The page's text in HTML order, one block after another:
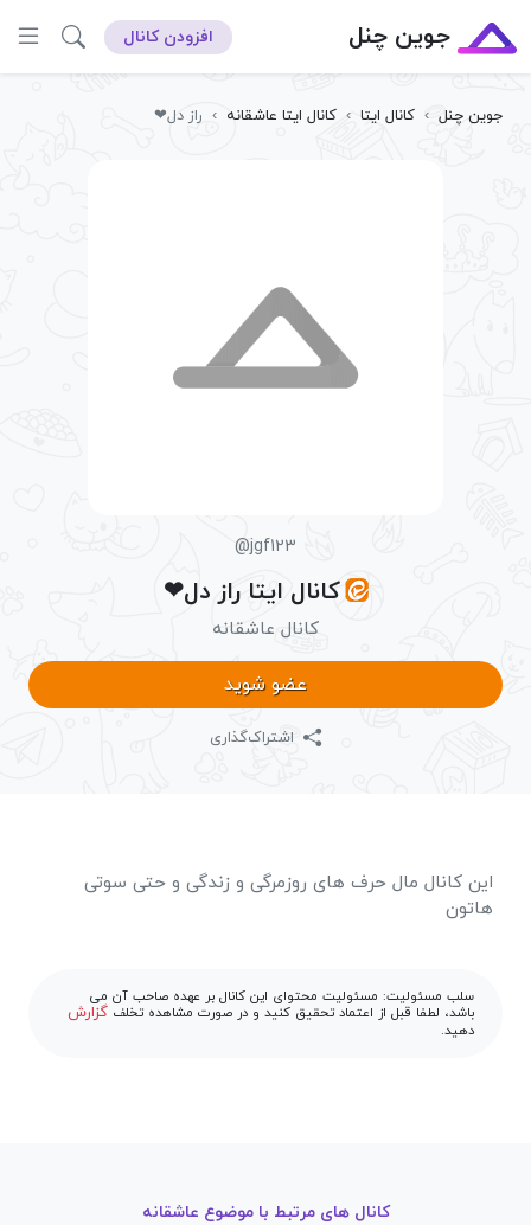
جوین چنل افزودن کانال
جوین چنل › کانال ایتا › کانال ایتا عاشقانه › راز دل❤
@jgf123
کانال ایتا راز دل❤
کانال عاشقانه
عضو شوید
اشتراک‌گذاری
این کانال مال حرف های روزمرگی و زندگی و حتی سوتی
هاتون
سلب مسئولیت: مسئولیت محتوای این کانال بر عهده صاحب آن می
باشد، لطفا قبل از اعتماد تحقیق کنید و در صورت مشاهده تخلف گزارش
دهید.
کانال های مرتبط با موضوع عاشقانه